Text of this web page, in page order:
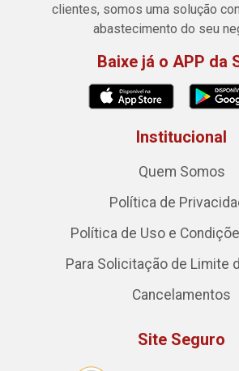
clientes, somos uma solução
abastecimento do seu
Baixe já o APP da
Institucional
Quem Somos
Política de
Política de Uso e
Para Solicitação de Limite
Cancelamentos
Site Seguro